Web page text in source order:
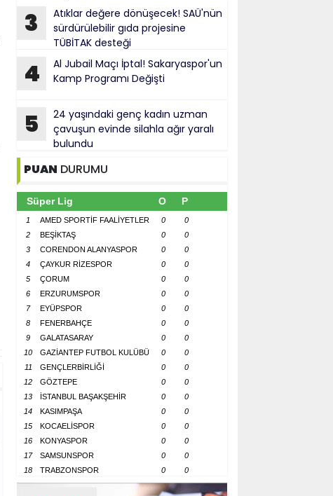
3
Atıklar değere dönüşecek! SAÜ'nün
sürdürülebilir gıda projesine
TÜBİTAK desteği
4
Al Jubail Maçı İptal! Sakaryaspor'un
Kamp Programı Değişti
5
24 yaşındaki genç kadın uzman
çavuşun evinde silahla ağır yaralı
bulundu
PUAN DURUMU
Süper Lig O P
1 AMED SPORTİF FAALİYETLER 0
0
2
BEŞİKTAŞ 0
0
3
CORENDON ALANYASPOR 0
0
4
ÇAYKUR RİZESPOR 0
0
5
ÇORUM 0
0
6
ERZURUMSPOR 0
0
7
EYÜPSPOR 0
0
8
FENERBAHÇE 0
0
9
GALATASARAY 0
0
10
GAZİANTEP FUTBOL KULÜBÜ 0
0
11
GENÇLERBİRLİĞİ 0
0
12
GÖZTEPE 0
0
13
İSTANBUL BAŞAKŞEHİR 0
0
14
KASIMPAŞA 0
0
15
KOCAELİSPOR 0
0
16
KONYASPOR 0
0
17
SAMSUNSPOR 0
0
18
TRABZONSPOR 0 0